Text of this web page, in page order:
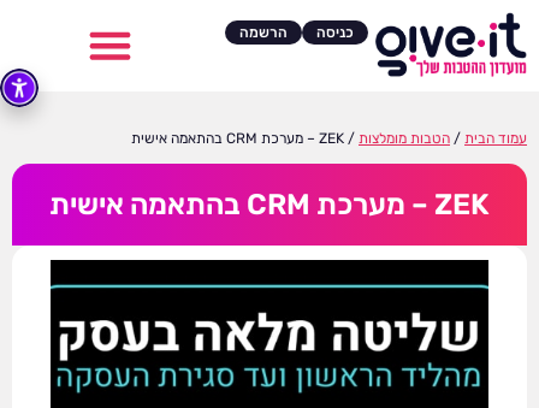
כניסה הרשמה
עמוד הבית / הטבות מומלצות / ZEK – מערכת CRM בהתאמה אישית
ZEK – מערכת CRM בהתאמה אישית